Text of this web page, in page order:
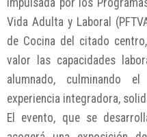
Vida Adulta y Laboral
de Cocina del citado
valor las capacidades
alumnado, culminando
experiencia integradora,
El evento, que se